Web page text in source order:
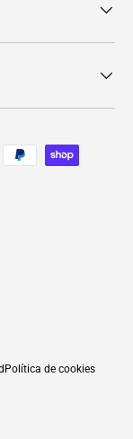
Política de cookies